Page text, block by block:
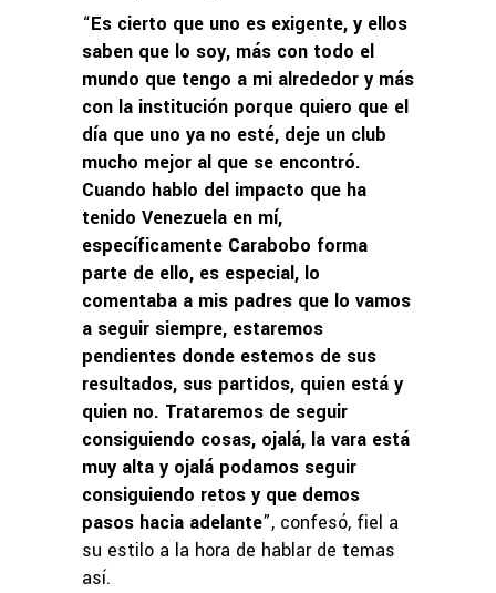
“Es cierto que uno es exigente, y ellos
saben que lo soy, más con todo el
mundo que tengo a mi alrededor y más
con la institución porque quiero que el
día que uno ya no esté, deje un club
mucho mejor al que se encontró.
Cuando hablo del impacto que ha
tenido Venezuela en mí,
específicamente Carabobo forma
parte de ello, es especial, lo
comentaba a mis padres que lo vamos
a seguir siempre, estaremos
pendientes donde estemos de sus
resultados, sus partidos, quien está y
quien no. Trataremos de seguir
consiguiendo cosas, ojalá, la vara está
muy alta y ojalá podamos seguir
consiguiendo retos y que demos
pasos hacia adelante”, confesó, fiel a
su estilo a la hora de hablar de temas
así.